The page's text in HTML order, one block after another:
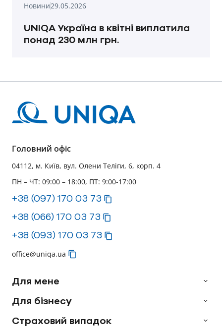
Новини29.05.2026
UNIQA Україна в квітні виплатила
понад 230 млн грн.
Головний офіс
04112, м. Київ, вул. Олени Теліги, 6, корп. 4
ПН – ЧТ: 09:00 – 18:00, ПТ: 9:00-17:00
+38 (097) 170 03 73
+38 (066) 170 03 73
+38 (093) 170 03 73
office@uniqa.ua
Для мене
Для бізнесу
Страховий випадок